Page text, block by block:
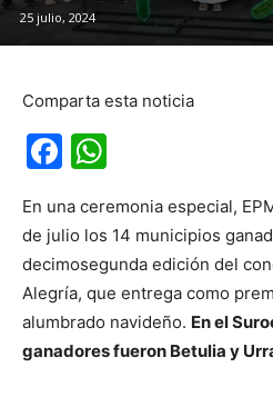
25 julio, 2024
Comparta esta noticia
Facebook
En una ceremonia especial,
de julio los 14 municipios
decimosegunda edición del
Alegría, que entrega como
alumbrado navideño. En el
ganadores fueron Betulia y